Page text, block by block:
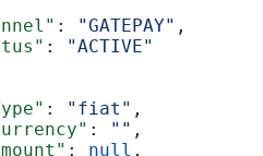
: "GATEPAY" ,
:
"ACTIVE"
: "fiat" ,
: "" ,
: null ,